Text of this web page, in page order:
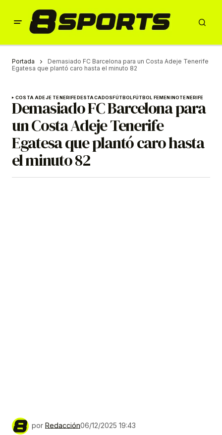
Portada
Demasiado FC Barcelona para un Costa Adeje Tenerife
Egatesa que plantó caro hasta el minuto 82
COSTA ADEJE TENERIFEDESTACADOSFÚTBOLFÚTBOL FEMENINOTENERIFE
Demasiado FC Barcelona para
un Costa Adeje Tenerife
Egatesa que plantó caro hasta
el minuto 82
por Redacción06/12/2025 19:43